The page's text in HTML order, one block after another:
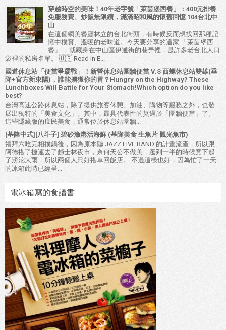
穿越時空的美味！40年老字號「萊茵堡西餐」：400元排餐
免服務費、炒飯無限續，滿滿昭和風的懷舊回憶 104台北中
山
在這個網美餐廳林立的台北街頭，有時候反而想找回那種記
憶中樸實、溫暖的老味道。今天要分享的這家 「萊茵堡西
餐」 ，就藏身在中山區伊通街的巷弄裡，是許多老台北人口
袋裡的私房名單。 🇺🇸 Read in E...
國道休息站「便當爭霸戰」！新營休息站圍牆便當 V.S 西螺休息站雙雄(垂
降+官方新東陽)，誰能擄獲你的胃？Hungry on the Highway? These
Lunchboxes Will Battle for Your Stomach!Which option do you like
best?
台灣高速公路休息站，除了提供旅客休憩、加油、購物等服務之外，也發
展出獨特的「美食文化」。其中，最具代表性的莫過於「圍牆便當」了。
這些隱藏版的庶民美食，通常位於休息站圍牆...
[基隆中式][八斗子] 碧砂漁港活海鮮 (基隆美食 生魚片 觀光魚市)
禮拜六吃完相撲鍋後，因為原本聽 JAZZ LIVE BAND 的計畫流產，所以跟
阿德搭了捷運去了趟士林夜市，奈何天公不做美，逛到一半的時候竟下起
了滂沱大雨，所以兩個人只好搭車回飯店。 不過這樣也好，因為忙了一天
的冰箱此時已經呈...
電冰箱寫的食譜書